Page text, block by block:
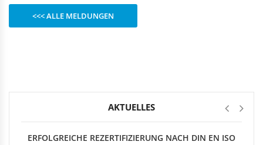
zu den Produkten
DUSCHWANNEN
ARTIKEL A BIS Z
299 kleine Helfer
Kabelklemmbügel
<<< ALLE MELDUNGEN
AKTUELLES
ERFOLGREICHE REZERTIFIZIERUNG NACH DIN EN ISO